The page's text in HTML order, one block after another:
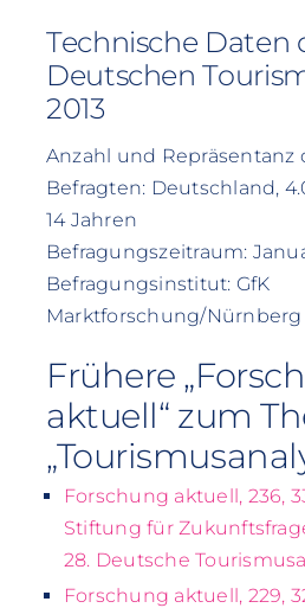
Technische Daten
Deutschen
2013
Anzahl und Repräsentanz
Befragten: Deutschland,
14 Jahren
Befragungszeitraum:
Befragungsinstitut: GfK
Marktforschung/Nürnberg
Frühere
aktuell“ zum
Forschung aktuell, 236,
Stiftung für
28. Deutsche
Forschung aktuell, 229,